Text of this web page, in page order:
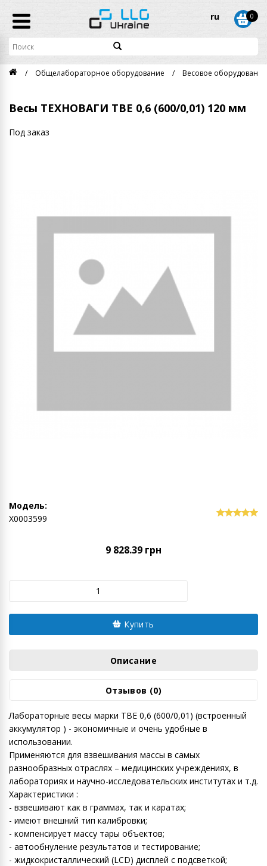
ru 0
Общелабораторное оборудование Весовое оборудование
Весы ТЕХНОВАГИ ТВЕ 0,6 (600/0,01) 120 мм
Под заказ
Модель:
Х0003599
9 828.39 грн
Купить
Описание
Отзывов (0)
Лабораторные весы марки ТВЕ 0,6 (600/0,01) (встроенный
аккумулятор ) - экономичные и очень удобные в
использовании.
Применяются для взвешивания массы в самых
разнообразных отраслях – медицинских учреждениях, в
лабораториях и научно-исследовательских институтах и т.д.
Характеристики :
- взвешивают как в граммах, так и каратах;
- имеют внешний тип калибровки;
- компенсирует массу тары объектов;
- автообнуление результатов и тестирование;
- жидкокристаллический (LCD) дисплей с подсветкой;